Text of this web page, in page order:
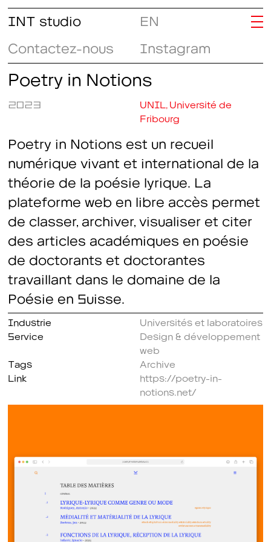
INT studio
Contactez-nous
Instagram
EN
Poetry in Notions
2023
UNIL, Université de
Fribourg
Poetry in Notions est un recueil
numérique vivant et international de la
théorie de la poésie lyrique. La
plateforme web en libre accès permet
de classer, archiver, visualiser et citer
des articles académiques en poésie
de doctorants et doctorantes
travaillant dans le domaine de la
Poésie en Suisse.
Industrie
Universités et laboratoires
Service
Design & développement
web
Tags
Archive
Link
https://poetry-in-
notions.net/